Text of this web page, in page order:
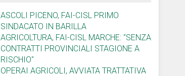
ASCOLI PICENO, FAI-CISL PRIMO
SINDACATO IN BARILLA
AGRICOLTURA, FAI-CISL MARCHE: "SENZA
CONTRATTI PROVINCIALI STAGIONE A
RISCHIO"
OPERAI AGRICOLI, AVVIATA TRATTATIVA